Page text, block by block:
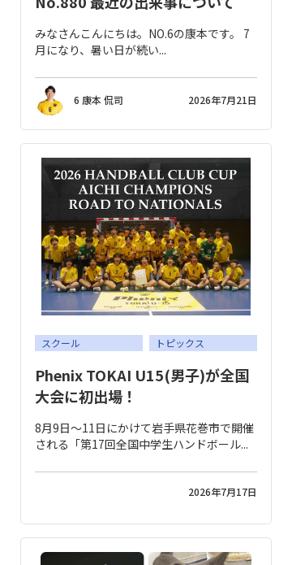
みなさんこんにちは。NO.6の康本です。 7
月になり、暑い日が続い...
6 康本 侃司 2026年7月21日
スクール トピックス
Phenix TOKAI U15(男子)が全国
大会に初出場！
8月9日～11日にかけて岩手県花巻市で開催
される「第17回全国中学生ハンドボール...
2026年7月17日